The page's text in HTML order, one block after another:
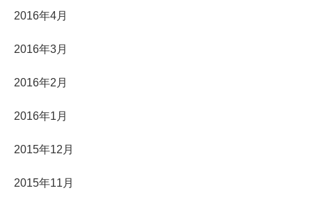
2016年4月
2016年3月
2016年2月
2016年1月
2015年12月
2015年11月